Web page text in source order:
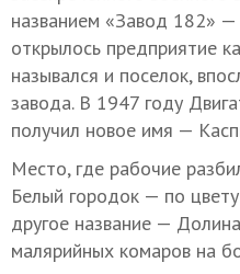
названием «Завод 182» —
открылось предприятие
назывался и поселок,
завода. В 1947 году
получил новое имя —
Место, где рабочие
Белый городок — по
другое название —
малярийных комаров на